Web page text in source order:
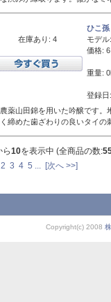
在庫あり: 4
ひこ
モデル:
価格:
重量:
登録
薬山田錦を用いた吟醸です
く締めた歯ざわりの良いタイ
ら10を表示中 (全商品の数:
2 3 4 5 [次へ >>]
Copyright(c) 2008